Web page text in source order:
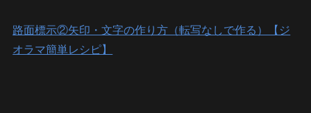
路面標示②矢印・文字の作り方（転写なしで作る）【ジ
オラマ簡単レシピ】